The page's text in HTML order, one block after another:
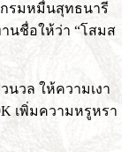
กรมหมื่นสุทธนารี
นชื่อให้ว่า “โสมส
นวล ให้ความเงา
เพิ่มความหรูหรา